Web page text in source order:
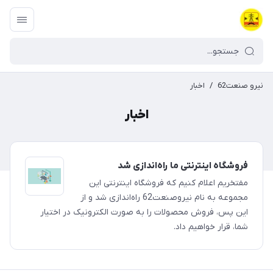
نیرو صنعت62 / اخبار
اخبار
فروشگاه اینترنتی ما راه‌اندازی شد
مفتخریم اعلام کنیم که فروشگاه اینترنتی این
مجموعه به نام نیروصنعت62 راه‌اندازی شد و از
این پس، فروش محصولات را به صورت الکترونیک در اختیار
شما، قرار خواهیم داد.